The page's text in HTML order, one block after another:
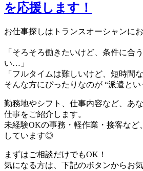
を応援します！
お仕事探しはトランスオーシャンに
「そろそろ働きたいけど、条件に合
い…」
「フルタイムは難しいけど、短時間
そんな方にぴったりなのが “派遣とい
勤務地やシフト、仕事内容など、あ
仕事をご紹介します。
未経験OKの事務・軽作業・接客など
しています◎
まずはご相談だけでもOK！
気になる方は、下記のボタンからお